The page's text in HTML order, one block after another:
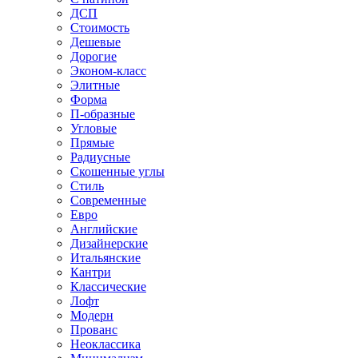
ДСП
Стоимость
Дешевые
Дорогие
Эконом-класс
Элитные
Форма
П-образные
Угловые
Прямые
Радиусные
Скошенные углы
Стиль
Современные
Евро
Английские
Дизайнерские
Итальянские
Кантри
Классические
Лофт
Модерн
Прованс
Неоклассика